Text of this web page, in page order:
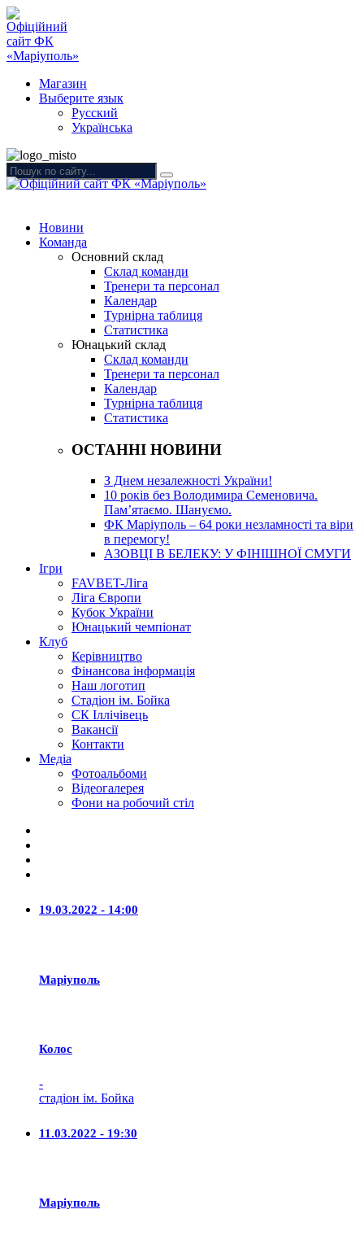
Магазин
Выберите язык
Русский
Українська
Новини
Команда
Основний склад
Склад команди
Тренери та персонал
Календар
Турнірна таблиця
Статистика
Юнацький склад
Склад команди
Тренери та персонал
Календар
Турнірна таблиця
Статистика
ОСТАННІ НОВИНИ
З Днем незалежності України!
10 років без Володимира Семеновича.
Пам’ятаємо. Шануємо.
ФК Маріуполь – 64 роки незламності та віри
в перемогу!
АЗОВЦІ В БЕЛЕКУ: У ФІНІШНОЇ СМУГИ
Ігри
FAVBET-Ліга
Ліга Європи
Кубок України
Юнацький чемпіонат
Клуб
Керівництво
Фінансова інформація
Наш логотип
Стадіон ім. Бойка
СК Іллічівець
Вакансії
Контакти
Медіа
Фотоальбоми
Відеогалерея
Фони на робочий стіл
19.03.2022 - 14:00
Маріуполь
Колос
-
стадіон ім. Бойка
11.03.2022 - 19:30
Маріуполь